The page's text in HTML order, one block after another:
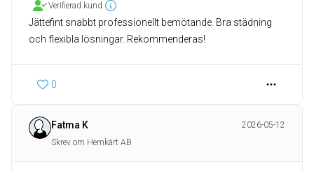
Verifierad kund
Jättefint snabbt professionellt bemötande. Bra städning
och flexibla lösningar. Rekommenderas!
0
Fatma K
2026-05-12
Skrev om Hemkärt AB